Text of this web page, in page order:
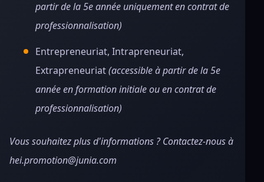
partir de la 5e année uniquement en contrat de
professionnalisation)
Entrepreneuriat, Intrapreneuriat,
Extrapreneuriat(accessible à partir de la 5e
année en formation initiale ou en contrat de
professionnalisation)
Vous souhaitez plus d'informations ? Contactez-nous à
hei.promotion@junia.com